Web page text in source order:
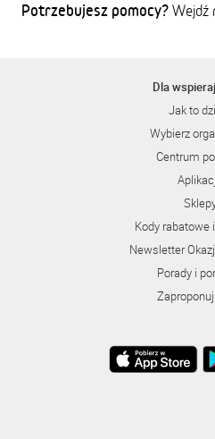
Potrzebujesz pomocy? Wejdź
Dla
Jak to
Wybierz
Centrum
Kody rabatowe
Newsletter
Porady i